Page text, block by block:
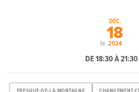
le
DÉC.
18
2024
DE 18:30 À 21:30